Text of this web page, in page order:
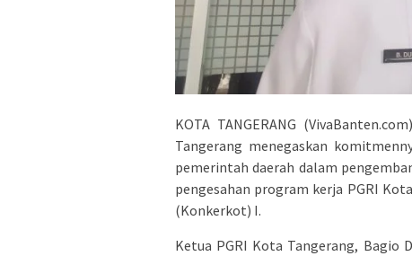
KOTA TANGERANG
Tangerang menegaskan
pemerintah daerah dalam
pengesahan program kerja PGRI
(Konkerkot) I.
Ketua PGRI Kota Tangerang, Bagio